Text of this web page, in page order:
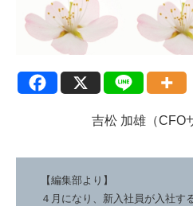
吉松 加雄（CFO
【編集部より】
４月になり、新入社員が入社す